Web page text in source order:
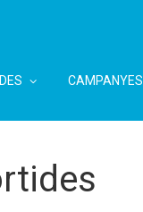
CAMPANYES